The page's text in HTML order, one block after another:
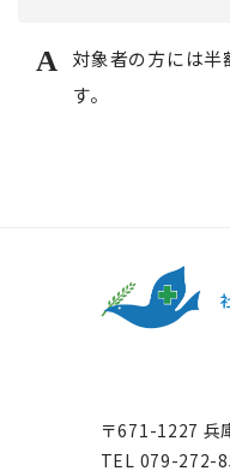
対象者の方には
す。
〒671-1227 兵
TEL 079-272-